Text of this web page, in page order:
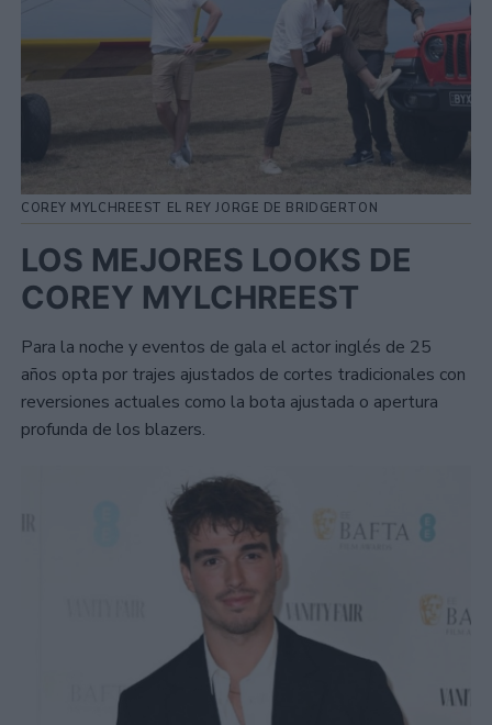
COREY MYLCHREEST EL REY JORGE DE BRIDGERTON
LOS MEJORES LOOKS DE
COREY MYLCHREEST
Para la noche y eventos de gala el actor inglés de 25
años opta por trajes ajustados de cortes tradicionales con
reversiones actuales como la bota ajustada o apertura
profunda de los blazers.